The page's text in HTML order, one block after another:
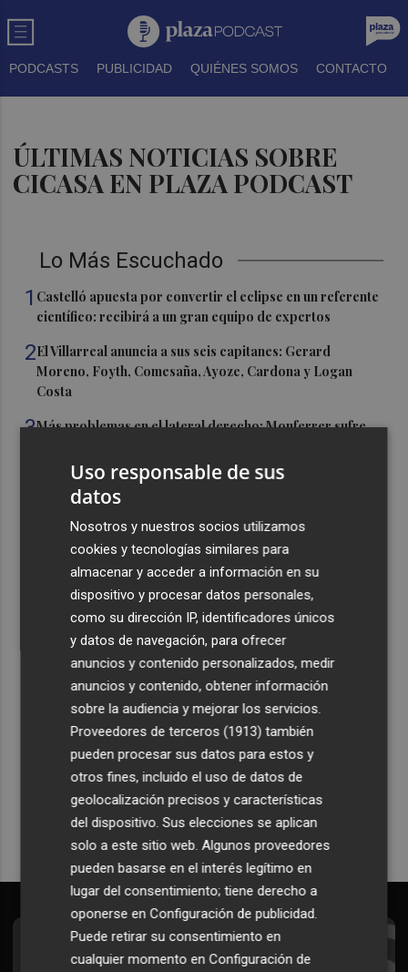
PODCASTS PUBLICIDAD QUIÉNES SOMOS CONTACTO
ÚLTIMAS NOTICIAS SOBRE
CICASA EN PLAZA PODCAST
Lo Más Escuchado
1 Castelló apuesta por convertir el eclipse en un referente
científico: recibirá a un gran equipo de expertos
2El Villarreal anuncia a sus seis capitanes: Gerard
Moreno, Foyth, Comesaña, Ayoze, Cardona y Logan
Costa
3Más problemas en el lateral derecho: Monferrer sufre
San Javier da viabilidad al nuevo contrato del transporte
urbano y a un hotel de cuatro estrellas en La Manga con
324 habitaciones
Estos son los estrenos que abren la cartelera en agosto:
de la comedia 'El último mono' a una nueva entrega de
'La Patrulla Canina'
Recibe toda la actualidad de
Plaza Podcast en tu correo
Quiero suscribirme
Suscríbete al Boletín
Uso responsable de sus
datos
Nosotros y nuestros socios utilizamos
cookies y tecnologías similares para
almacenar y acceder a información en su
dispositivo y procesar datos personales,
como su dirección IP, identificadores únicos
y datos de navegación, para ofrecer
anuncios y contenido personalizados, medir
anuncios y contenido, obtener información
sobre la audiencia y mejorar los servicios.
Proveedores de terceros (1913) también
pueden procesar sus datos para estos y
otros fines, incluido el uso de datos de
geolocalización precisos y características
del dispositivo. Sus elecciones se aplican
solo a este sitio web. Algunos proveedores
pueden basarse en el interés legítimo en
lugar del consentimiento; tiene derecho a
oponerse enConfiguración de publicidad
Puede retirar su consentimiento en
cualquier momento enConfiguración de